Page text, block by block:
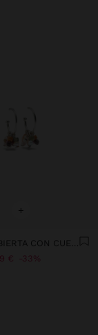
+
ARGOLA ABIERTA CON CUENTAS DE PIEDRAS
€ 33%